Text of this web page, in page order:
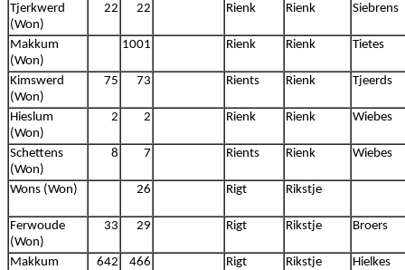
Tjerkwerd
(Won)
22 22 Rienk Rienk Siebrens
Makkum
(Won)
1001 Rienk Rienk Tietes
Kimswerd
(Won)
75 73 Rients Rienk Tjeerds
Hieslum
(Won)
2 2 Rienk Rienk Wiebes
Schettens
(Won)
8 7 Rients Rienk Wiebes
Wons (Won) 26 Rigt Rikstje
Ferwoude
(Won)
33 29 Rigt Rikstje Broers
Makkum
642 466 Rigt Rikstje Hielkes